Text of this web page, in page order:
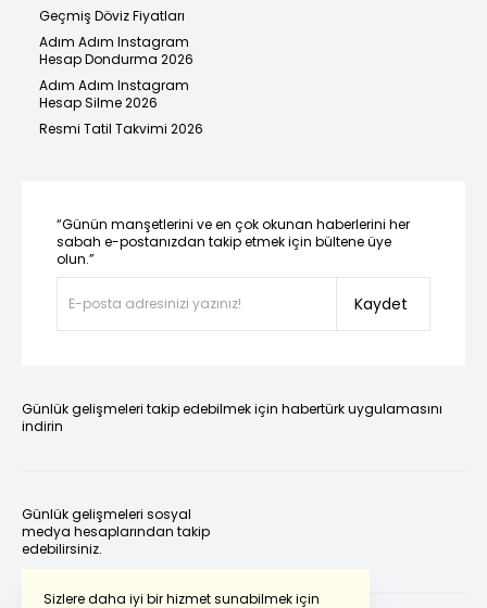
Sizlere daha iyi bir hizmet sunabilmek için
Geçmiş Döviz Fiyatları
Adım Adım Instagram
Hesap Dondurma 2026
Adım Adım Instagram
Hesap Silme 2026
Resmi Tatil Takvimi 2026
“Günün manşetlerini ve en çok okunan haberlerini her
sabah e-postanızdan takip etmek için bültene üye
olun.”
Kaydet
Günlük gelişmeleri takip edebilmek için habertürk uygulamasını
indirin
Günlük gelişmeleri sosyal
medya hesaplarından takip
edebilirsiniz.